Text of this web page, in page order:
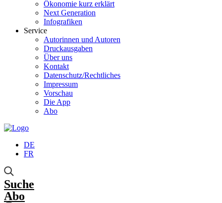
Ökonomie kurz erklärt
Next Generation
Infografiken
Service
Autorinnen und Autoren
Druckausgaben
Über uns
Kontakt
Datenschutz/Rechtliches
Impressum
Vorschau
Die App
Abo
DE
FR
Suche
Abo